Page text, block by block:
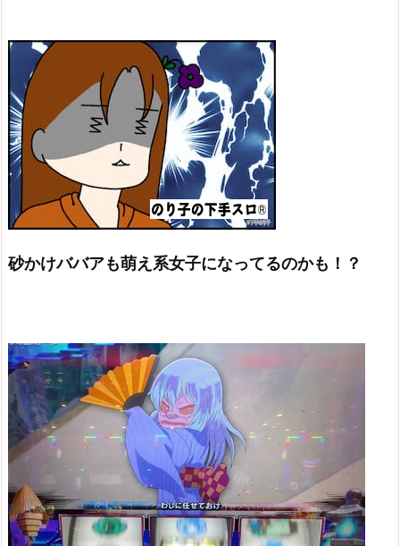
砂かけババアも萌え系女子になってるのかも！？